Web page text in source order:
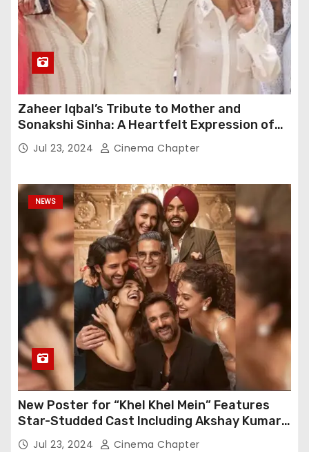
Zaheer Iqbal’s Tribute to Mother and
Sonakshi Sinha: A Heartfelt Expression of
Gratitude
Jul 23, 2024 Cinema Chapter
NEWS
New Poster for “Khel Khel Mein” Features
Star-Studded Cast Including Akshay Kumar,
Taapsee Pannu, Fardeen Khan, and More
Jul 23, 2024 Cinema Chapter